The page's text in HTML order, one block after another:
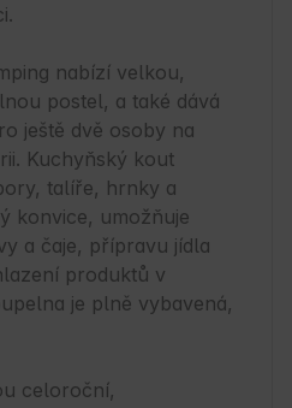
nabízí velkou,
postel, a také dává
ještě dvě osoby na
Kuchyňský kout
talíře, hrnky a
konvice, umožňuje
a čaje, přípravu jídla
produktů v
je plně vybavená,
celoroční,